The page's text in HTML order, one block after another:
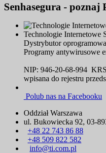
Senhasegura -
Technologie Internetowe
Dystrybutor
Programy antywirusowe
NIP: 946-20-68-994
wpisana do rejestru
Polub nas na Facebooku
Oddział Warszawa
ul. Bukowiecka 92, 03-
+48 22 743 86 88
+48 509 822 582
info@ti.com.pl